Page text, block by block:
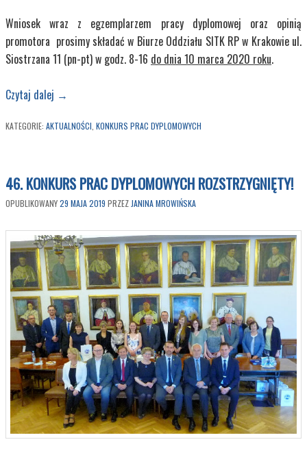
Wniosek wraz z egzemplarzem pracy dyplomowej oraz opinią
promotora prosimy składać w Biurze Oddziału SITK RP w Krakowie ul.
Siostrzana 11 (pn-pt) w godz. 8-16 do dnia 10 marca 2020 roku.
Czytaj dalej →
KATEGORIE: AKTUALNOŚCI KONKURS PRAC DYPLOMOWYCH
46. KONKURS PRAC DYPLOMOWYCH ROZSTRZYGNIĘTY!
OPUBLIKOWANY29 MAJA 2019 PRZEZ JANINA MROWIŃSKA